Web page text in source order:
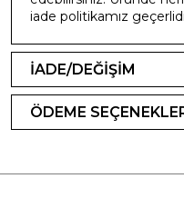
iade politikamız
İADE/DEĞİŞİM
ÖDEME